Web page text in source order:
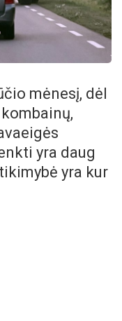
mėnesį, dėl
yra daug
yra kur